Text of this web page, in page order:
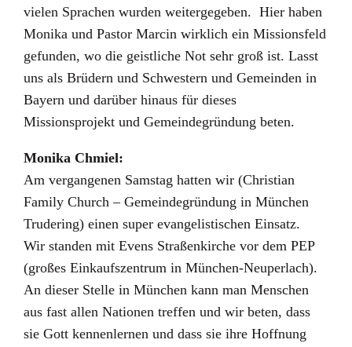
vielen Sprachen wurden weitergegeben. Hier haben
Monika und Pastor Marcin wirklich ein Missionsfeld
gefunden, wo die geistliche Not sehr groß ist. Lasst
uns als Brüdern und Schwestern und Gemeinden in
Bayern und darüber hinaus für dieses
Missionsprojekt und Gemeindegründung beten.
Monika Chmiel:
Am vergangenen Samstag hatten wir (Christian
Family Church – Gemeindegründung in München
Trudering) einen super evangelistischen Einsatz.
Wir standen mit Evens Straßenkirche vor dem PEP
(großes Einkaufszentrum in München-Neuperlach).
An dieser Stelle in München kann man Menschen
aus fast allen Nationen treffen und wir beten, dass
sie Gott kennenlernen und dass sie ihre Hoffnung